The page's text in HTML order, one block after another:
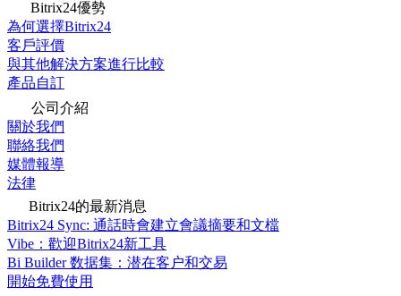
Bitrix24優勢
為何選擇Bitrix24
客戶評價
與其他解決方案進行比較
產品自訂
公司介紹
關於我們
聯絡我們
媒體報導
法律
Bitrix24的最新消息
Bitrix24 Sync: 通話時會建立會議摘要和文檔
Vibe：歡迎Bitrix24新工具
Bi Builder 数据集：潜在客户和交易
開始免費使用